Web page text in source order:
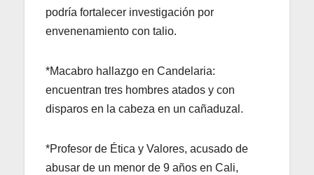
podría fortalecer investigación por
envenenamiento con talio.
*Macabro hallazgo en Candelaria:
encuentran tres hombres atados y con
disparos en la cabeza en un cañaduzal.
*Profesor de Ética y Valores, acusado de
abusar de un menor de 9 años en Cali,